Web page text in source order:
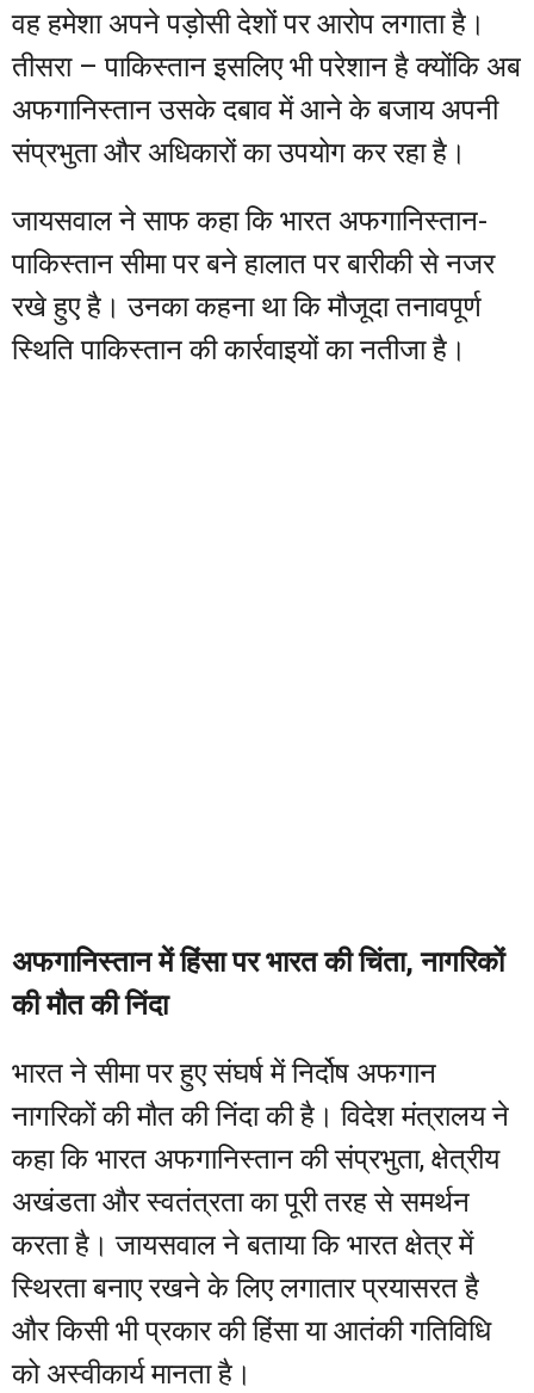
वह हमेशा अपने पड़ोसी देशों पर आरोप लगाता है।
तीसरा – पाकिस्तान इसलिए भी परेशान है क्योंकि अब
अफगानिस्तान उसके दबाव में आने के बजाय अपनी
संप्रभुता और अधिकारों का उपयोग कर रहा है।
जायसवाल ने साफ कहा कि भारत अफगानिस्तान-
पाकिस्तान सीमा पर बने हालात पर बारीकी से नजर
रखे हुए है। उनका कहना था कि मौजूदा तनावपूर्ण
स्थिति पाकिस्तान की कार्रवाइयों का नतीजा है।
अफगानिस्तान में हिंसा पर भारत की चिंता, नागरिकों
की मौत की निंदा
भारत ने सीमा पर हुए संघर्ष में निर्दोष अफगान
नागरिकों की मौत की निंदा की है। विदेश मंत्रालय ने
कहा कि भारत अफगानिस्तान की संप्रभुता, क्षेत्रीय
अखंडता और स्वतंत्रता का पूरी तरह से समर्थन
करता है। जायसवाल ने बताया कि भारत क्षेत्र में
स्थिरता बनाए रखने के लिए लगातार प्रयासरत है
और किसी भी प्रकार की हिंसा या आतंकी गतिविधि
को अस्वीकार्य मानता है।